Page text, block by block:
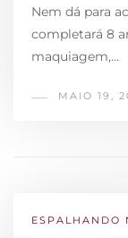
Nem dá para
completará 8
maquiagem,…
MAIO 19,
ESPALHANDO